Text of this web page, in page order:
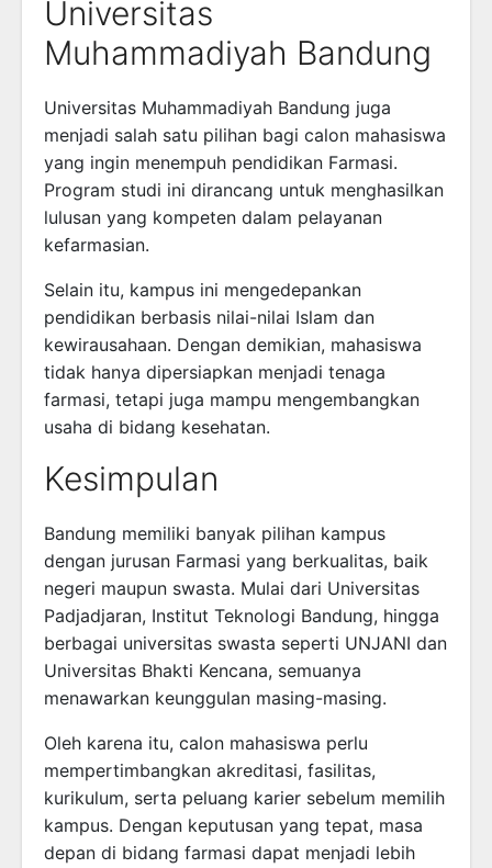
Universitas
Muhammadiyah Bandung
Universitas Muhammadiyah Bandung juga
menjadi salah satu pilihan bagi calon mahasiswa
yang ingin menempuh pendidikan Farmasi.
Program studi ini dirancang untuk menghasilkan
lulusan yang kompeten dalam pelayanan
kefarmasian.
Selain itu, kampus ini mengedepankan
pendidikan berbasis nilai-nilai Islam dan
kewirausahaan. Dengan demikian, mahasiswa
tidak hanya dipersiapkan menjadi tenaga
farmasi, tetapi juga mampu mengembangkan
usaha di bidang kesehatan.
Kesimpulan
Bandung memiliki banyak pilihan kampus
dengan jurusan Farmasi yang berkualitas, baik
negeri maupun swasta. Mulai dari Universitas
Padjadjaran, Institut Teknologi Bandung, hingga
berbagai universitas swasta seperti UNJANI dan
Universitas Bhakti Kencana, semuanya
menawarkan keunggulan masing-masing.
Oleh karena itu, calon mahasiswa perlu
mempertimbangkan akreditasi, fasilitas,
kurikulum, serta peluang karier sebelum memilih
kampus. Dengan keputusan yang tepat, masa
depan di bidang farmasi dapat menjadi lebih